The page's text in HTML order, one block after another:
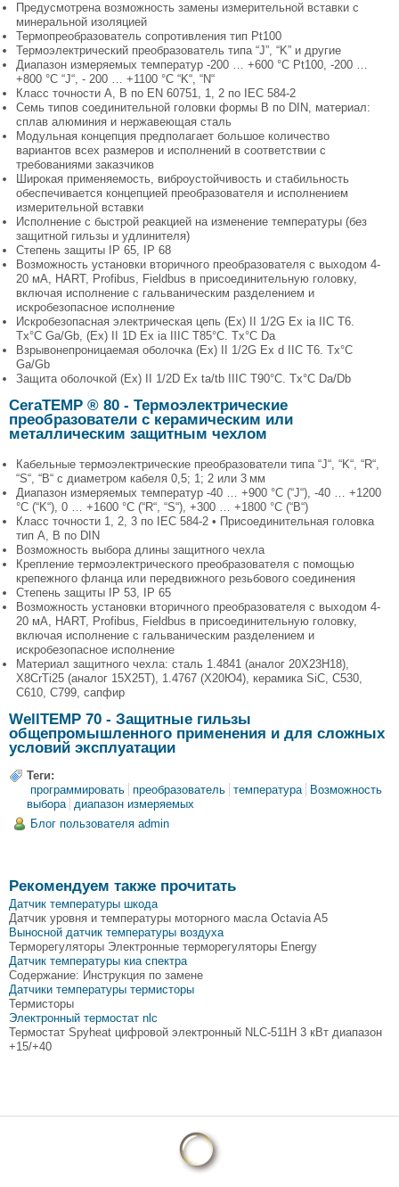
Предусмотрена возможность замены измерительной вставки с
минеральной изоляцией
Термопреобразователь сопротивления тип Pt100
Термоэлектрический преобразователь типа “J”, “K” и другие
Диапазон измеряемых температур -200 … +600 °C Pt100, -200 …
+800 °C “J“, - 200 … +1100 °C “K“, “N“
Класс точности A, B по EN 60751, 1, 2 по IEC 584-2
Семь типов соединительной головки формы B по DIN, материал:
сплав алюминия и нержавеющая сталь
Модульная концепция предполагает большое количество
вариантов всех размеров и исполнений в соответствии с
требованиями заказчиков
Широкая применяемость, виброустойчивость и стабильность
обеспечивается концепцией преобразователя и исполнением
измерительной вставки
Исполнение с быстрой реакцией на изменение температуры (без
защитной гильзы и удлинителя)
Степень защиты IP 65, IP 68
Возможность установки вторичного преобразователя с выходом 4-
20 мА, HART, Profibus, Fieldbus в присоединительную головку,
включая исполнение с гальваническим разделением и
искробезопасное исполнение
Искробезопасная электрическая цепь (Ex) II 1/2G Ex ia IIC T6.
Tx°C Ga/Gb, (Ex) II 1D Ex ia IIIC T85°C. Tx°C Da
Взрывонепроницаемая оболочка (Ex) II 1/2G Ex d IIC T6. Tx°C
Ga/Gb
Защита оболочкой (Ex) II 1/2D Ex ta/tb IIIC T90°C. Tx°C Da/Db
CeraTEMP ® 80 - Термоэлектрические
преобразователи с керамическим или
металлическим защитным чехлом
Кабельные термоэлектрические преобразователи типа “J“, “K“, “R“,
“S“, “B“ с диаметром кабеля 0,5; 1; 2 или 3 мм
Диапазон измеряемых температур -40 … +900 °C (“J“), -40 … +1200
°C (“K“), 0 … +1600 °C (“R“, “S“), +300 … +1800 °C (“B“)
Класс точности 1, 2, 3 по IEC 584-2 • Присоединительная головка
тип A, B по DIN
Возможность выбора длины защитного чехла
Крепление термоэлектрического преобразователя с помощью
крепежного фланца или передвижного резьбового соединения
Степень защиты IP 53, IP 65
Возможность установки вторичного преобразователя с выходом 4-
20 мА, HART, Profibus, Fieldbus в присоединительную головку,
включая исполнение с гальваническим разделением и
искробезопасное исполнение
Материал защитного чехла: сталь 1.4841 (аналог 20Х23Н18),
X8CrTi25 (аналог 15Х25Т), 1.4767 (Х20Ю4), керамика SiC, C530,
C610, C799, сапфир
WellTEMP 70 - Защитные гильзы
общепромышленного применения и для сложных
условий эксплуатации
Теги:
программировать преобразователь температура
Возможность
выбора
диапазон измеряемых
Блог пользователя admin
Рекомендуем также прочитать
Датчик температуры шкода
Датчик уровня и температуры моторного масла Octavia A5
Выносной датчик температуры воздуха
Терморегуляторы Электронные терморегуляторы Energy
Датчик температуры киа спектра
Содержание: Инструкция по замене
Датчики температуры термисторы
Термисторы
Электронный термостат nlc
Термостат Spyheat цифровой электронный NLC-511H 3 кВт диапазон
+15/+40